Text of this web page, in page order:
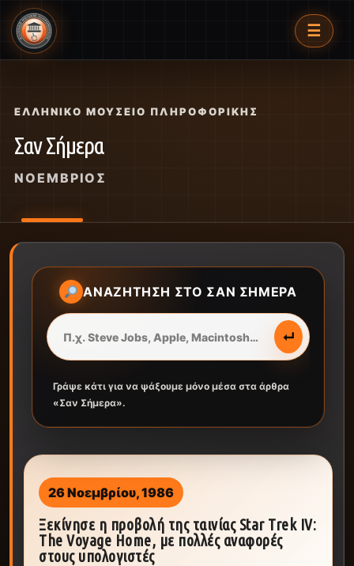
☰
ΕΛΛΗΝΙΚΌ ΜΟΥΣΕΊΟ ΠΛΗΡΟΦΟΡΙΚΉΣ
Σαν Σήμερα
ΝΟΈΜΒΡΙΟΣ
ΑΝΑΖΉΤΗΣΗ ΣΤΟ ΣΑΝ ΣΉΜΕΡΑ
↵
Γράψε κάτι για να ψάξουμε μόνο μέσα στα άρθρα
«Σαν Σήμερα».
26 Νοεμβρίου, 1986
Ξεκίνησε η προβολή της ταινίας Star Trek IV:
The Voyage Home, με πολλές αναφορές
στους υπολογιστές